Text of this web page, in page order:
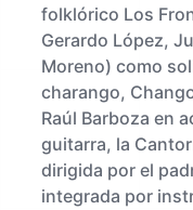
folklórico Los
Gerardo López,
Moreno) como
charango,
Raúl Barboza en
guitarra, la
dirigida por el
integrada por